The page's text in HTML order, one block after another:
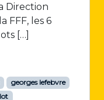
Direction
FFF, les 6
[…]
georges lefebvre